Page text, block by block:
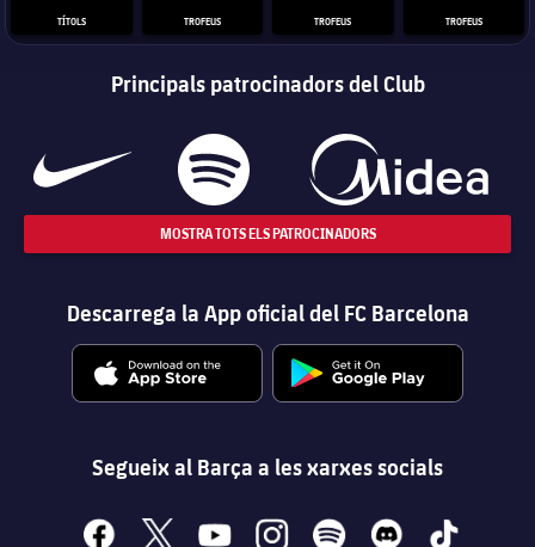
TÍTOLS TROFEUS TROFEUS TROFEUS
Principals patrocinadors del Club
MOSTRA TOTS ELS PATROCINADORS
Descarrega la App oficial del FC Barcelona
Segueix al Barça a les xarxes socials
facebook
x youtubeinstagramspotify discord tiktok